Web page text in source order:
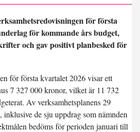
för första
för kommande års budget,
och gav positivt planbesked för
för första kvartalet 2026 visar ett
7 327 000 kronor, vilket är 11 732
Av verksamhetsplanens 29
inklusive de sju uppdrag som nämnden
bedöms för perioden januari till